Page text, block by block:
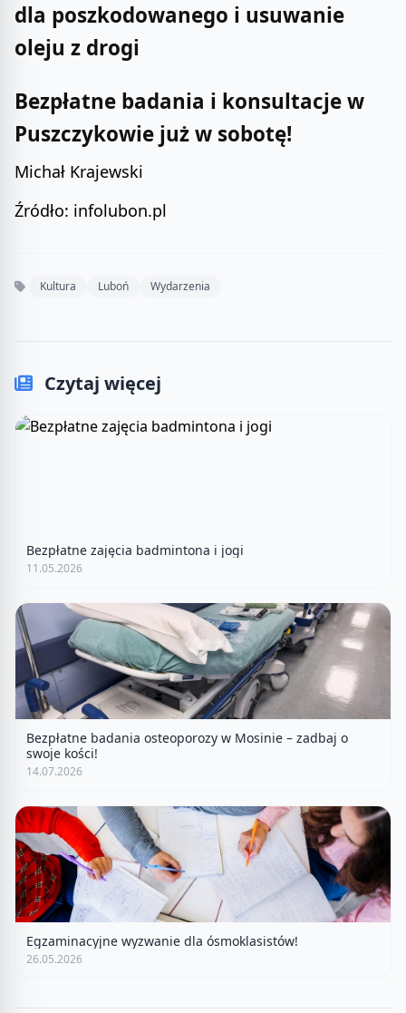
dla poszkodowanego i usuwanie
oleju z drogi
Bezpłatne badania i konsultacje w
Puszczykowie już w sobotę!
Michał Krajewski
Źródło: infolubon.pl
Kultura Luboń Wydarzenia
Czytaj więcej
Bezpłatne zajęcia badmintona i jogi
11.05.2026
Bezpłatne badania osteoporozy w Mosinie – zadbaj o
swoje kości!
14.07.2026
Egzaminacyjne wyzwanie dla ósmoklasistów!
26.05.2026